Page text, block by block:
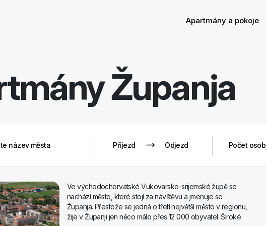
Apartmány a pokoje
Županja
Počet osob
Ve východochorvatské Vukovarsko-srijemské župě se
nachází město, které stojí za návštěvu a jmenuje se
Županja. Přestože se jedná o třetí největší město v regionu,
žije v Županji jen něco málo přes 12 000 obyvatel. Široké
Odstranit filtry